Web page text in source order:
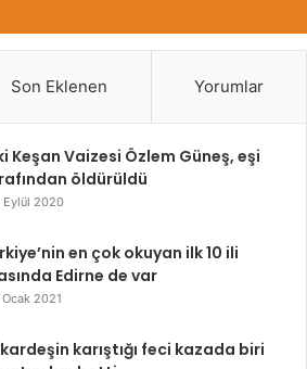
Son Eklenen Yorumlar
Keşan Vaizesi Özlem Güneş, eşi
öldürüldü
Eylül 2020
en çok okuyan ilk 10 ili
Edirne de var
Ocak 2021
karıştığı feci kazada biri